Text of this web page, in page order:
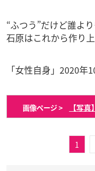
“ふつう”だけど誰よ
石原はこれから作り
「女性自身」2020年
画像ページ > 【写
1